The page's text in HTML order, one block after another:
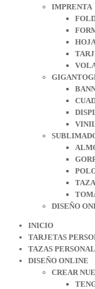
IMPRENTA
DISEÑO
INICIO
TARJETAS
TAZAS
DISEÑO ONLINE
CREAR